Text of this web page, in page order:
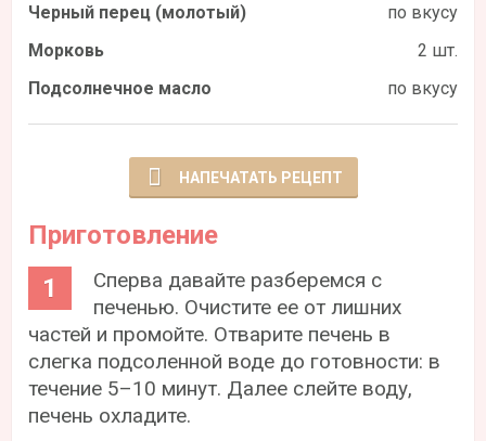
Черный перец (молотый)
по вкусу
Морковь
2 шт.
Подсолнечное масло
по вкусу
НАПЕЧАТАТЬ РЕЦЕПТ
Приготовление
Сперва давайте разберемся с
печенью. Очистите ее от лишних
частей и промойте. Отварите печень в
слегка подсоленной воде до готовности: в
течение 5–10 минут. Далее слейте воду,
печень охладите.